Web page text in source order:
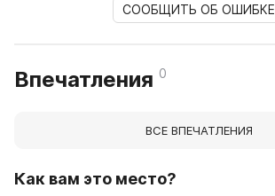
СООБЩИТЬ ОБ ОШИБКЕ
Впечатления 0
ВСЕ ВПЕЧАТЛЕНИЯ
Как вам это место?